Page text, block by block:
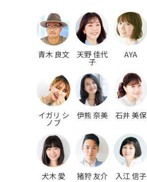
青木 良文 天野 佳代
子
AYA
イガリ シ
ノブ
伊熊 奈美 石井 美保
犬木 愛 猪狩 友介 入江 信子